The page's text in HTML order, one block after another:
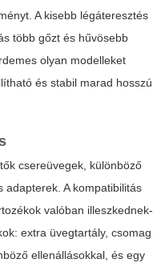
A kisebb légáteresztés
több gőzt és hűvösebb
olyan modelleket
és stabil marad hosszú
csereüvegek, különböző
A kompatibilitás
valóban illeszkednek-
extra üvegtartály, csomag
ellenállásokkal, és egy